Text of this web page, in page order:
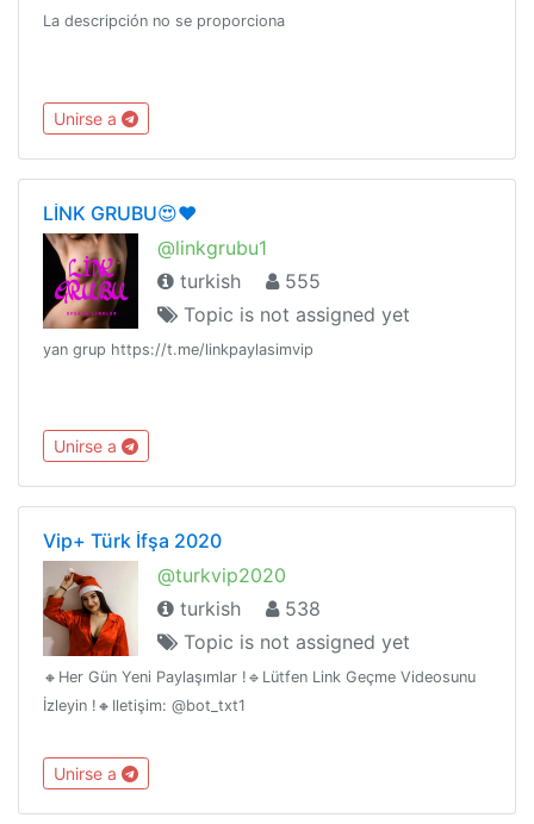
La descripción no se proporciona
Unirse a
LİNK GRUBU😍❤️
@linkgrubu1
turkish
555
Topic is not assigned yet
yan grup https://t.me/linkpaylasimvip
Unirse a
Vip+ Türk İfşa 2020
@turkvip2020
turkish
538
Topic is not assigned yet
🔸Her Gün Yeni Paylaşımlar !🔹Lütfen Link Geçme Videosunu
İzleyin !🔸️Iletişim: @bot_txt1
Unirse a